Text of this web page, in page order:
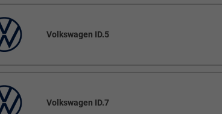
Volkswagen ID.5
Volkswagen ID.7